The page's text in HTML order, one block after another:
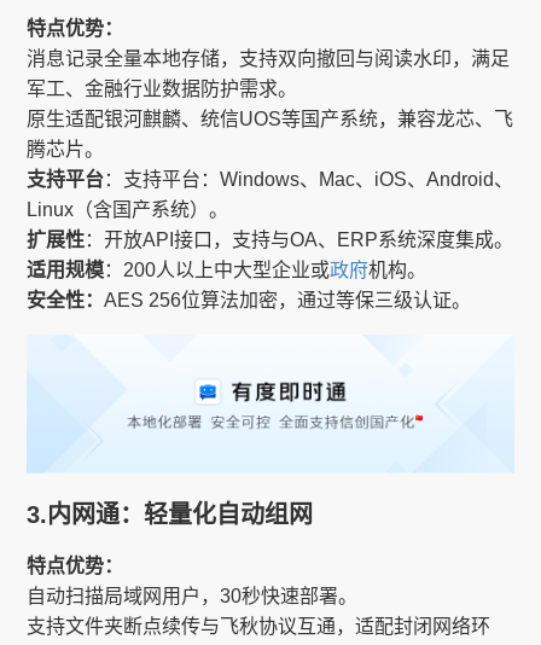
特点优势：
消息记录全量本地存储，支持双向撤回与阅读水印，满足
军工、金融行业数据防护需求。
原生适配银河麒麟、统信UOS等国产系统，兼容龙芯、飞
腾芯片。
支持平台：支持平台：Windows、Mac、iOS、Android、
Linux（含国产系统）。
扩展性：开放API接口，支持与OA、ERP系统深度集成。
适用规模：200人以上中大型企业或政府机构。
安全性：AES 256位算法加密，通过等保三级认证。
3.内网通：轻量化自动组网
特点优势：
自动扫描局域网用户，30秒快速部署。
支持文件夹断点续传与飞秋协议互通，适配封闭网络环